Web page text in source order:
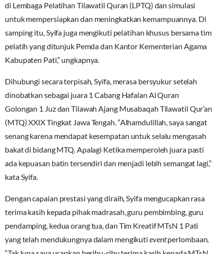
di Lembaga Pelatihan Tilawatil Quran (LPTQ) dan simulasi
untuk mempersiapkan dan meningkatkan kemampuannya. Di
samping itu, Syifa juga mengikuti pelatihan khusus bersama tim
pelatih yang ditunjuk Pemda dan Kantor Kementerian Agama
Kabupaten Pati,“ ungkapnya.
Dihubungi secara terpisah, Syifa, merasa bersyukur setelah
dinobatkan sebagai juara 1 Cabang Hafalan Al Quran
Golongan 1 Juz dan Tilawah Ajang Musabaqah Tilawatil Qur’an
(MTQ) XXIX Tingkat Jawa Tengah. “Alhamdulillah, saya sangat
senang karena mendapat kesempatan untuk selalu mengasah
bakat di bidang MTQ. Apalagi Ketika memperoleh juara pasti
ada kepuasan batin tersendiri dan menjadi lebih semangat lagi,”
kata Syifa.
Dengan capaian prestasi yang diraih, Syifa mengucapkan rasa
terima kasih kepada pihak madrasah, guru pembimbing, guru
pendamping, kedua orang tua, dan Tim Kreatif MTsN 1 Pati
yang telah mendukungnya dalam mengikuti eventperlombaan.